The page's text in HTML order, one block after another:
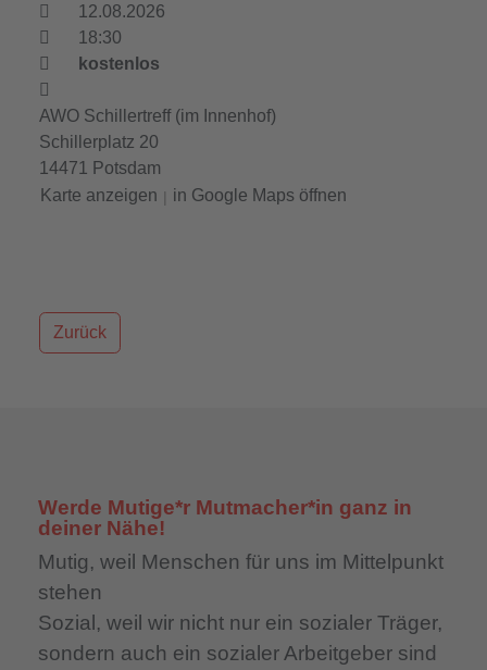
12.08.2026
18:30
kostenlos
AWO Schillertreff (im Innenhof)
Schillerplatz 20
14471 Potsdam
Karte anzeigen | in Google Maps öffnen
Zurück
Werde Mutige*r Mutmacher*in ganz in
deiner Nähe!
Mutig, weil Menschen für uns im Mittelpunkt
stehen
Sozial, weil wir nicht nur ein sozialer Träger,
sondern auch ein sozialer Arbeitgeber sind